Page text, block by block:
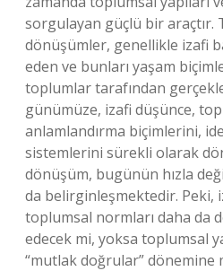
sorgulayan güçlü bir araçtır.
dönüşümler, genellikle izafi
eden ve bunları yaşam
toplumlar tarafından
günümüze, izafi düşünce,
anlamlandırma biçimlerini,
sistemlerini sürekli olarak
dönüşüm, bugünün hızla
da belirginleşmektedir. Peki,
toplumsal normları daha da
edecek mi, yoksa toplumsal
“mutlak doğrular” dönemine